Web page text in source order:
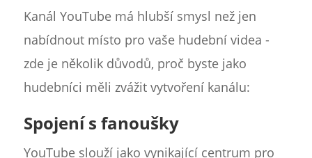
Kanál YouTube má hlubší smysl než jen
nabídnout místo pro vaše hudební videa -
zde je několik důvodů, proč byste jako
hudebníci měli zvážit vytvoření kanálu:
Spojení s fanoušky
YouTube slouží jako vynikající centrum pro